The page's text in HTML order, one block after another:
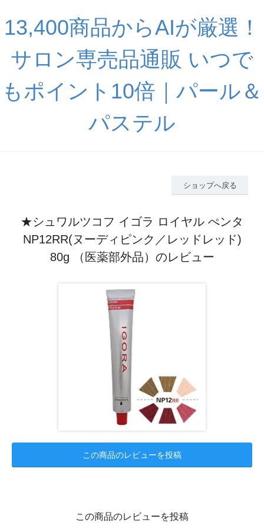
13,400商品からAIが厳選！
サロン専売品通販 いつで
もポイント10倍｜パール＆
パステル
ショップへ戻る
★シュワルツコフ イゴラ ロイヤル ぺンタ
NP12RR(ヌーディピンク／レッドレッド)
80g （医薬部外品）のレビュー
この商品のレビューを投稿
この商品のレビューを投稿